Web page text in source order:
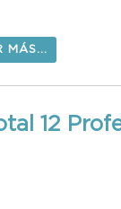
MÁS...
12